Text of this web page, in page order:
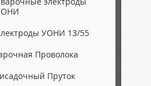
УОНИ 13/55
Проволока
Пруток